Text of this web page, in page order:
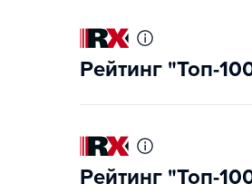
Рейтинг "Топ-
Рейтинг "Топ-